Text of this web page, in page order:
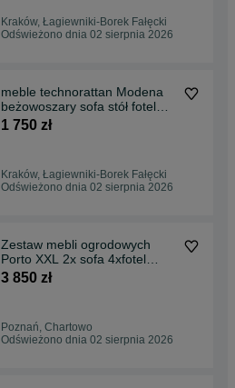
Kraków, Łagiewniki-Borek Fałęcki
Odświeżono dnia 02 sierpnia 2026
meble technorattan Modena
beżowoszary sofa stół fotel
zestaw mebli
1 750 zł
Kraków, Łagiewniki-Borek Fałęcki
Odświeżono dnia 02 sierpnia 2026
Zestaw mebli ogrodowych
Porto XXL 2x sofa 4xfotel
4xława (p)
3 850 zł
Poznań, Chartowo
Odświeżono dnia 02 sierpnia 2026